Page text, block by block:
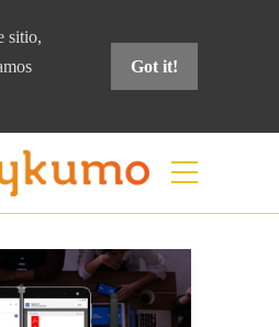
sitio,
Got it!